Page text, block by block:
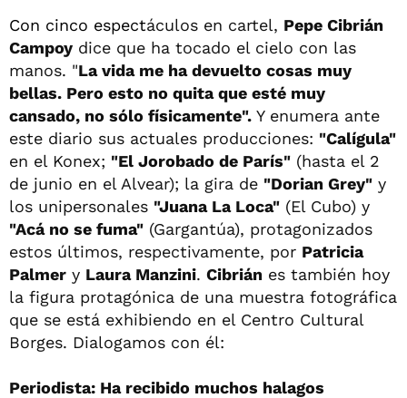
Con cinco espectáculos en cartel, Pepe Cibrián
Campoy dice que ha tocado el cielo con las
manos. "La vida me ha devuelto cosas muy
bellas. Pero esto no quita que esté muy
cansado, no sólo físicamente". Y enumera ante
este diario sus actuales producciones: "Calígula"
en el Konex; "El Jorobado de París" (hasta el 2
de junio en el Alvear); la gira de "Dorian Grey" y
los unipersonales "Juana La Loca" (El Cubo) y
"Acá no se fuma" (Gargantúa), protagonizados
estos últimos, respectivamente, por Patricia
Palmer y Laura Manzini. Cibrián es también hoy
la figura protagónica de una muestra fotográfica
que se está exhibiendo en el Centro Cultural
Borges. Dialogamos con él:
Periodista: Ha recibido muchos halagos